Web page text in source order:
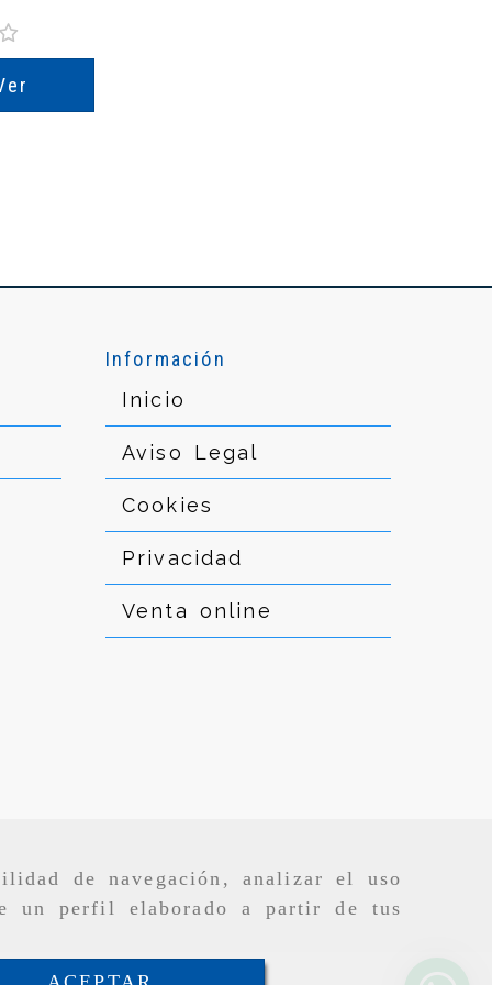
de navegación, analizar el uso
un perfil elaborado a partir de tus
Información
Inicio
Aviso Legal
Cookies
Privacidad
Venta online